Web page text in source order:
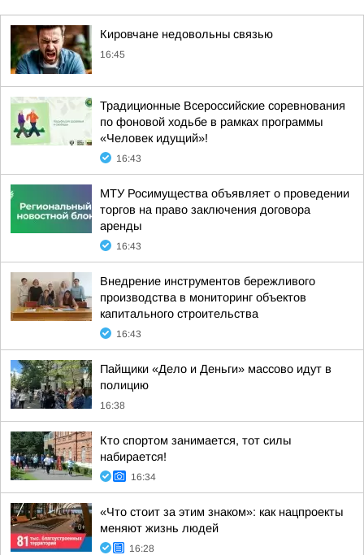
Кировчане недовольны связью
16:45
Традиционные Всероссийские соревнования
по фоновой ходьбе в рамках программы
«Человек идущий»!
16:43
МТУ Росимущества объявляет о проведении
торгов на право заключения договора
аренды
16:43
Внедрение инструментов бережливого
производства в мониторинг объектов
капитального строительства
16:43
Пайщики «Дело и Деньги» массово идут в
полицию
16:38
Кто спортом занимается, тот силы
набирается!
16:34
«Что стоит за этим знаком»: как нацпроекты
меняют жизнь людей
16:28